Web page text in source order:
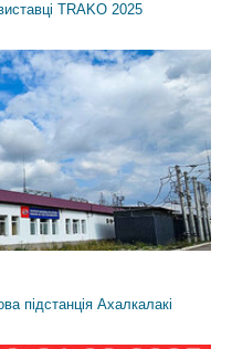
TRAKO 2025
підстанція Ахалкалакі